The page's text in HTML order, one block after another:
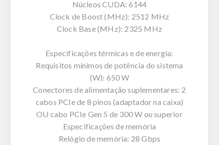
Núcleos CUDA: 6144
Clock de Boost (MHz): 2512 MHz
Clock Base (MHz): 2325 MHz
Especificações térmicas e de energia:
Requisitos mínimos de potência do sistema
(W): 650 W
Conectores de alimentação suplementares: 2
cabos PCIe de 8 pinos (adaptador na caixa)
OU cabo PCIe Gen 5 de 300 W ou superior
Especificações de memória
Relógio de memória: 28 Gbps